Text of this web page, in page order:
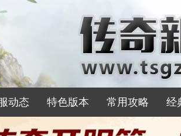
动态 特色版本 常用攻略 经